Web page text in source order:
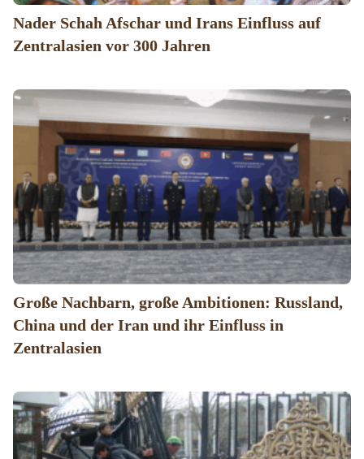
Nader Schah Afschar und Irans Einfluss auf
Zentralasien vor 300 Jahren
Große Nachbarn, große Ambitionen: Russland,
China und der Iran und ihr Einfluss in
Zentralasien